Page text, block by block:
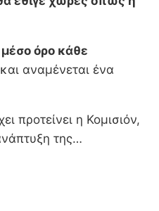
όρο κάθε
αναμένεται ένα
προτείνει η Κομισιόν,
της…